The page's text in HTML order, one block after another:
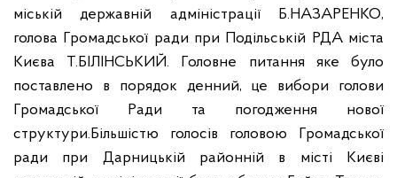
міській державній адміністрації Б.НАЗАРЕНКО,
голова Громадської ради при Подільській РДА міста
Києва Т.БІЛІНСЬКИЙ.
Головне питання яке було
поставлено в порядок денний, це вибори голови
Громадської Ради та погодження нової
структури.Більшістю голосів головою Громадської
ради при Дарницькій районній в місті Києві